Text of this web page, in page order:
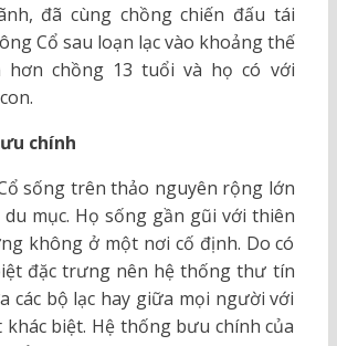
đã cùng chồng chiến đấu tái
Cổ sau loạn lạc vào khoảng thế
hơn chồng 13 tuổi và họ có với
chính
sống trên thảo nguyên rộng lớn
mục. Họ sống gần gũi với thiên
không ở một nơi cố định. Do có
đặc trưng nên hệ thống thư tín
các bộ lạc hay giữa mọi người với
biệt. Hệ thống bưu chính của